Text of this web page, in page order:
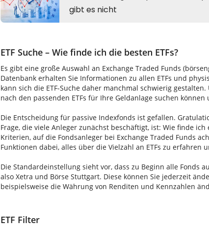
ETF Suche – Wie finde ich die besten ETFs?
Es gibt eine große Auswahl an Exchange Traded Funds
Datenbank erhalten Sie Informationen zu allen ETFs und
kann sich die ETF-Suche daher manchmal schwierig
nach den passenden ETFs für Ihre Geldanlage suchen
Die Entscheidung für passive Indexfonds ist gefallen.
Frage, die viele Anleger zunächst beschäftigt, ist: Wie finde
Kriterien, auf die Fondsanleger bei Exchange Traded Funds
Funktionen dabei, alles über die Vielzahl an ETFs zu erfahren
Die Standardeinstellung sieht vor, dass zu Beginn alle Fonds
also Xetra und Börse Stuttgart. Diese können Sie jederzeit
beispielsweise die Währung von Renditen und Kennzahlen
ETF Filter